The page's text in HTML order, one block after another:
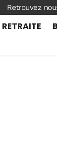
RETRAITE